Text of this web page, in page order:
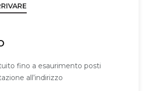
fino a esaurimento posti
all’indirizzo